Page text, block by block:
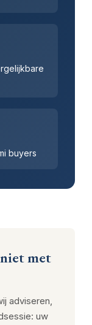
buyers
met
adviseren,
uw